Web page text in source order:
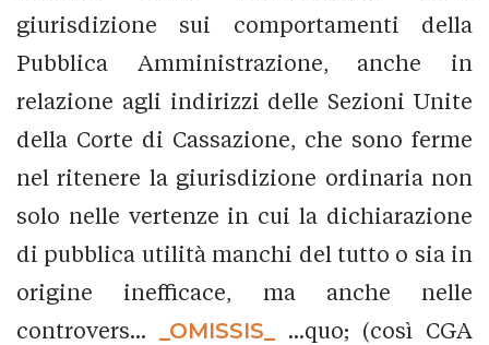
giurisdizione sui comportamenti della
Pubblica Amministrazione, anche in
relazione agli indirizzi delle Sezioni Unite
della Corte di Cassazione, che sono ferme
nel ritenere la giurisdizione ordinaria non
solo nelle vertenze in cui la dichiarazione
di pubblica utilità manchi del tutto o sia in
origine inefficace, ma anche nelle
controvers...
_OMISSIS_
...quo; (così CGA